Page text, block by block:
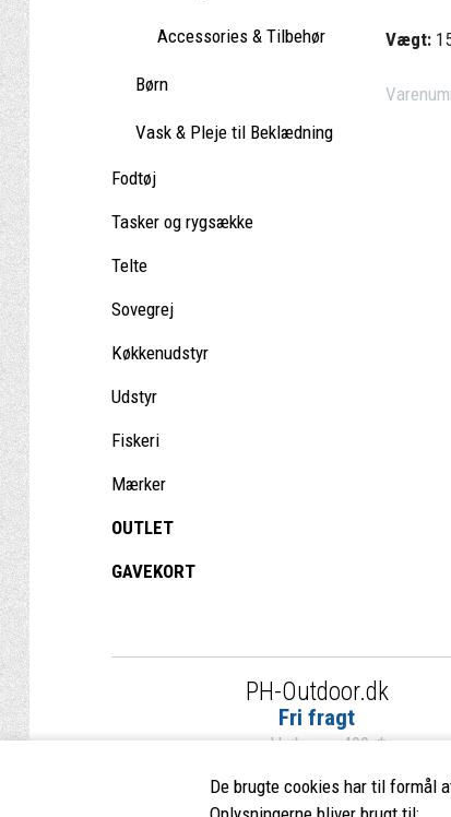
De brugte cookies har til formål
Accessories & Tilbehør
Børn
Vask & Pleje til Beklædning
Fodtøj
Tasker og rygsække
Telte
Sovegrej
Køkkenudstyr
Udstyr
Fiskeri
Mærker
OUTLET
GAVEKORT
Vægt:
PH-Outdoor.dk
Fri fragt
ved køb over 499,-*